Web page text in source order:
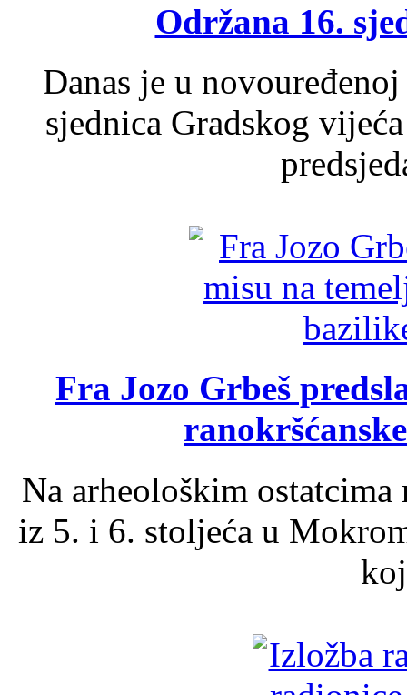
Održana 16.
Danas je u
sjednica Gradskog
Fra Jozo Grbeš
Na arheološkim
iz 5. i 6. stoljeća u